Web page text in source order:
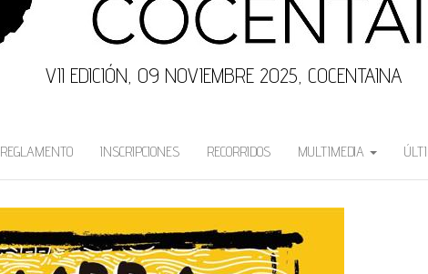
VII EDICIÓN, 09 NOVIEMBRE 2025, COCENTAINA
REGLAMENTO INSCRIPCIONES RECORRIDOS MULTIMEDIA